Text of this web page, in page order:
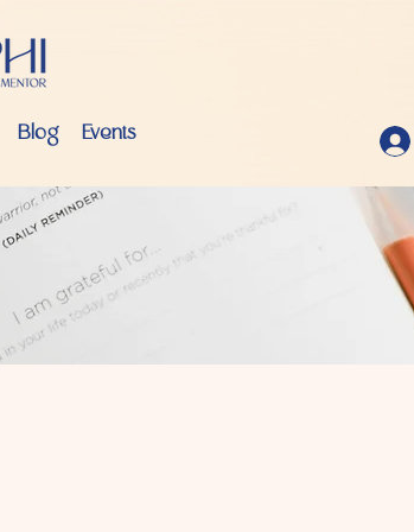
Blog Events